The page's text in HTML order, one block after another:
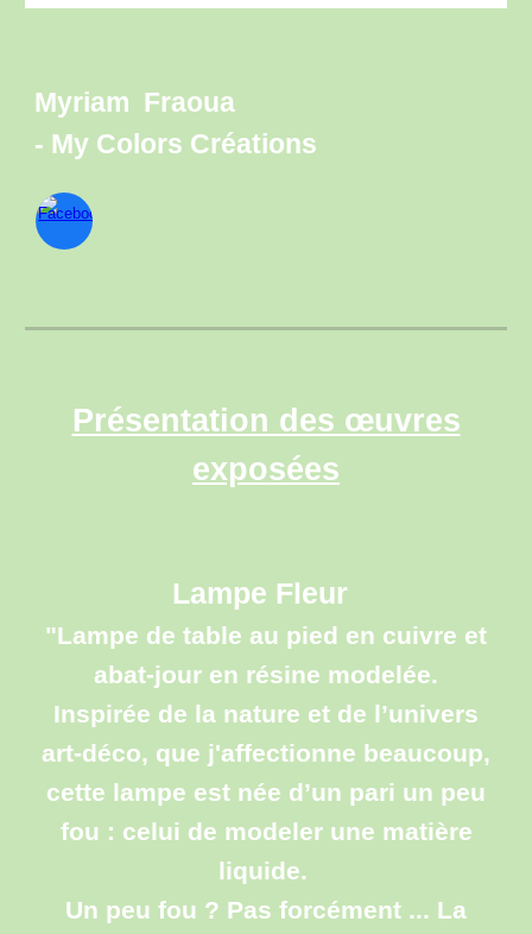
Myriam Fraoua
- My Colors Créations
Présentation des œuvres
exposées
Lampe Fleur
"Lampe de table au pied en cuivre et
abat-jour en résine modelée.
Inspirée de la nature et de l’univers
art-déco, que j'affectionne beaucoup,
cette lampe est née d’un pari un peu
fou : celui de modeler une matière
liquide.
Un peu fou ? Pas forcément ... La